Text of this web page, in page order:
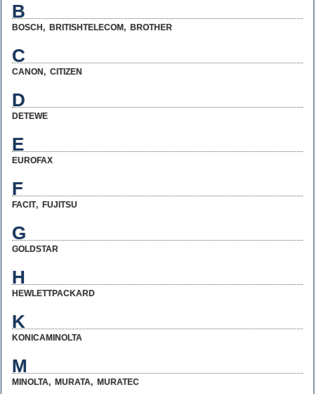
B
BOSCH , BRITISHTELECOM, BROTHER
C
CANON, CITIZEN
D
DETEWE
E
EUROFAX
F
FACIT, FUJITSU
G
GOLDSTAR
H
HEWLETTPACKARD
K
KONICAMINOLTA
M
MINOLTA, MURATA, MURATEC